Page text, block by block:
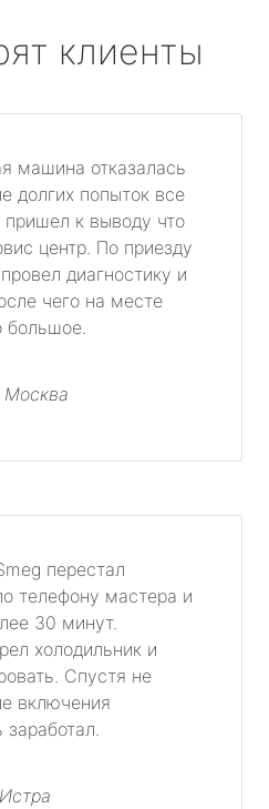
клиенты
машина отказалась
долгих попыток все
к выводу что
центр. По приезду
диагностику и
чего на месте
большое.
Москва
перестал
телефону мастера и
30 минут.
холодильник и
Спустя не
включения
заработал.